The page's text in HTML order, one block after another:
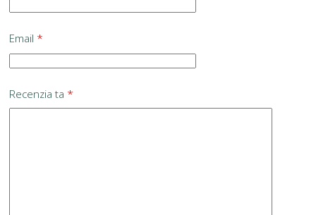
Email *
Recenzia ta *